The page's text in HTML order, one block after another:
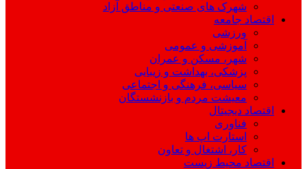
شهرک های صنعتی و مناطق آزاد
اقتصاد جامعه
ورزشی
آموزشی و عمومی
شهر، مسکن و عمران
پزشکی، بهداشت و زیبایی
سیاسی، فرهنگی و اجتماعی
معیشت مردم و بازنشستگان
اقتصاد دیجیتال
فناوری
استارت اپ ها
کار، اشتغال و تعاون
اقتصاد محیط زیست